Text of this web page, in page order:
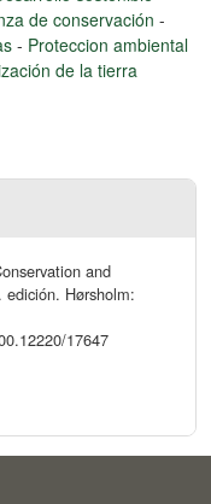
de conservación -
- Proteccion ambiental
de la tierra
and
Hørsholm:
17647